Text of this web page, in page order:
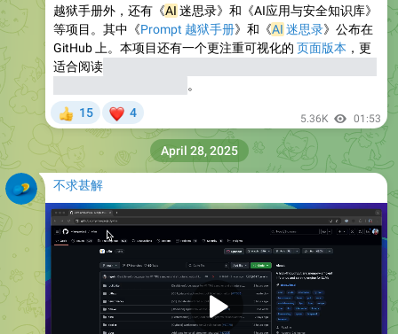
越狱手册外，还有《AI 迷思录》和《AI应用与安全知识库》
等项目。其中《Prompt 越狱手册》和《AI 迷思录》公布在
GitHub 上。本项目还有一个更注重可视化的 页面版本 ，更
适合阅读
。
15 4 5.36K 01:53
不求甚解
April 28, 2025